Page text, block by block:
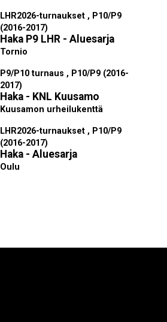
LHR2026-turnaukset , P10/P9
(2016-2017)
Haka P9 LHR - Aluesarja
Tornio
P9/P10 turnaus , P10/P9 (2016-
2017)
Haka - KNL Kuusamo
Kuusamon urheilukenttä
LHR2026-turnaukset , P10/P9
(2016-2017)
Haka - Aluesarja
Oulu